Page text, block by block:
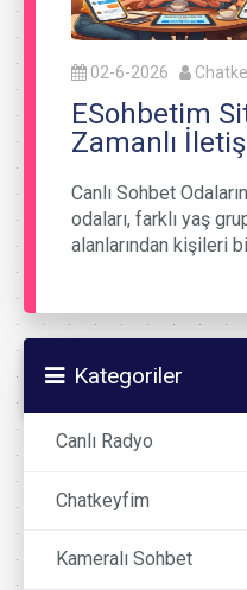
02-6-2026
ESohbetim
Zamanlı
Canlı Sohbet
odaları, farklı yaş
alanlarından kişileri
Kategoriler
Canlı Radyo
Chatkeyfim
Kameralı Sohbet